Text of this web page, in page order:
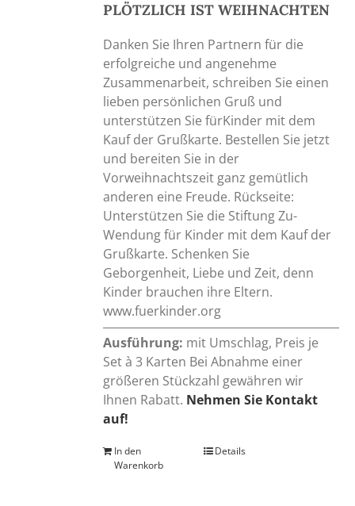
PLÖTZLICH IST WEIHNACHTEN
Danken Sie Ihren Partnern für die
erfolgreiche und angenehme
Zusammenarbeit, schreiben Sie einen
lieben persönlichen Gruß und
unterstützen Sie fürKinder mit dem
Kauf der Grußkarte. Bestellen Sie jetzt
und bereiten Sie in der
Vorweihnachtszeit ganz gemütlich
anderen eine Freude. Rückseite:
Unterstützen Sie die Stiftung Zu-
Wendung für Kinder mit dem Kauf der
Grußkarte. Schenken Sie
Geborgenheit, Liebe und Zeit, denn
Kinder brauchen ihre Eltern.
www.fuerkinder.org
Ausführung: mit Umschlag, Preis je
Set à 3 Karten Bei Abnahme einer
größeren Stückzahl gewähren wir
Ihnen Rabatt. Nehmen Sie Kontakt
auf!
In den
Warenkorb
Details